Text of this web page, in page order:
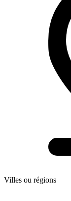
Villes ou régions